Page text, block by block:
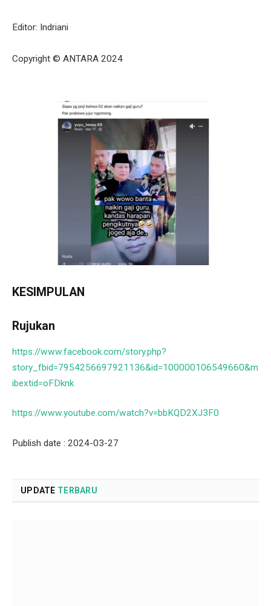
Editor: Indriani
Copyright © ANTARA 2024
KESIMPULAN
Rujukan
https://www.facebook.com/story.php?
story_fbid=7954256697921136&id=100000106549660&m
ibextid=oFDknk
https://www.youtube.com/watch?v=bbKQD2XJ3F0
Publish date : 2024-03-27
UPDATE TERBARU